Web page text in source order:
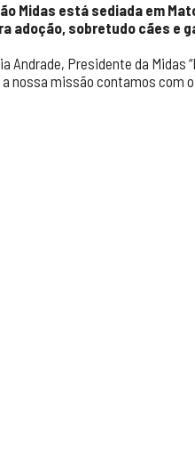
Midas está sediada em
adoção, sobretudo cães e
Andrade, Presidente da
nossa missão contamos com